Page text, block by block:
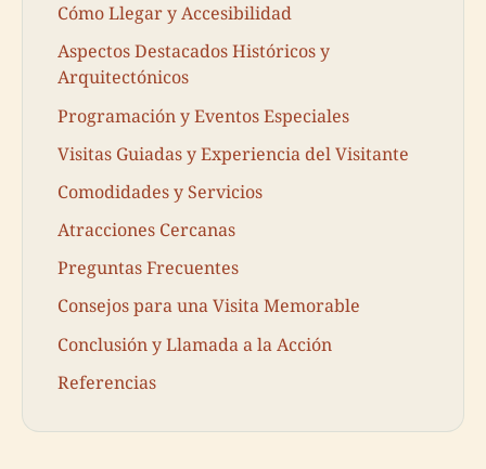
Cómo Llegar y Accesibilidad
Aspectos Destacados Históricos y
Arquitectónicos
Programación y Eventos Especiales
Visitas Guiadas y Experiencia del Visitante
Comodidades y Servicios
Atracciones Cercanas
Preguntas Frecuentes
Consejos para una Visita Memorable
Conclusión y Llamada a la Acción
Referencias